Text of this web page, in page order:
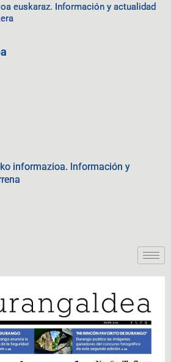
euskaraz. Información y actualidad
informazioa. Información y